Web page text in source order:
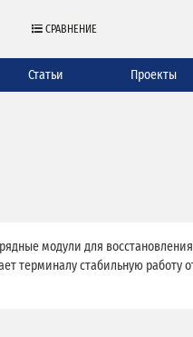
СРАВНЕНИЕ
Статьи Проекты
модули для
терминалу стабильную работу